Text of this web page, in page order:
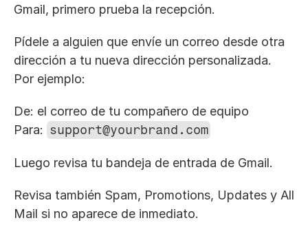
Gmail, primero prueba la recepción.
Pídele a alguien que envíe un correo desde otra
dirección a tu nueva dirección personalizada.
Por ejemplo:
De: el correo de tu compañero de equipo
Para:
support@yourbrand.com
Luego revisa tu bandeja de entrada de Gmail.
Revisa también Spam, Promotions, Updates y All
Mail si no aparece de inmediato.